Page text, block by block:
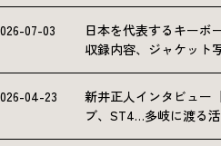
07-03
日本を代表するキーボ
収録内容、ジャケット
04-23
新井正人インタビュー
ブ、ST4…多岐に渡る